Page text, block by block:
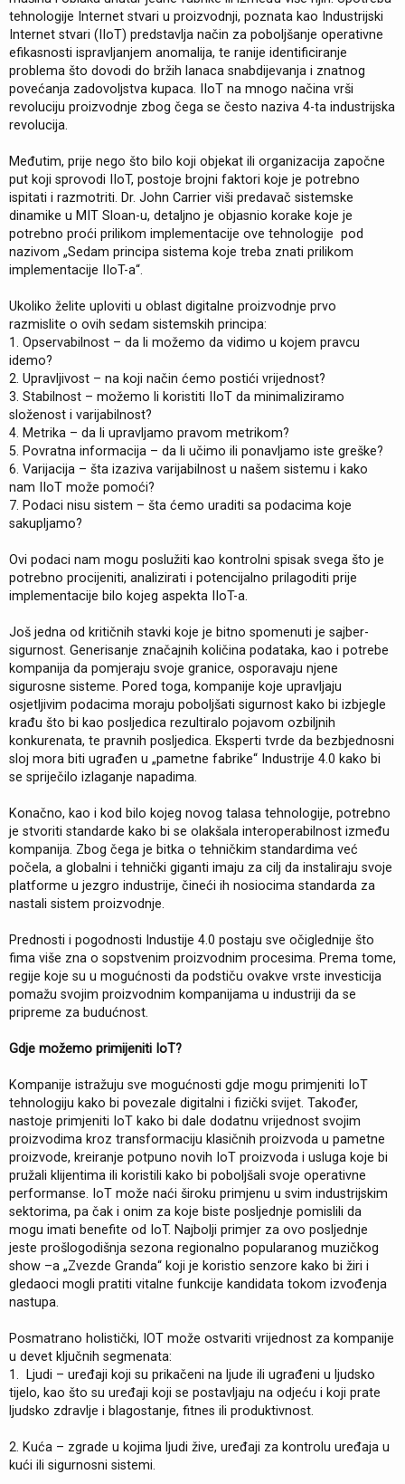
tehnologije Internet stvari u proizvodnji, poznata kao Industrijski
Internet stvari (IIoT) predstavlja način za poboljšanje operativne
efikasnosti ispravljanjem anomalija, te ranije identificiranje
problema što dovodi do bržih lanaca snabdijevanja i znatnog
povećanja zadovoljstva kupaca. IIoT na mnogo načina vrši
revoluciju proizvodnje zbog čega se često naziva 4-ta industrijska
revolucija.
Međutim, prije nego što bilo koji objekat ili organizacija započne
put koji sprovodi IIoT, postoje brojni faktori koje je potrebno
ispitati i razmotriti. Dr. John Carrier viši predavač sistemske
dinamike u MIT Sloan-u, detaljno je objasnio korake koje je
potrebno proći prilikom implementacije ove tehnologije pod
nazivom „Sedam principa sistema koje treba znati prilikom
implementacije IIoT-a“.
Ukoliko želite uploviti u oblast digitalne proizvodnje prvo
razmislite o ovih sedam sistemskih principa:
1. Opservabilnost – da li možemo da vidimo u kojem pravcu
idemo?
2. Upravljivost – na koji način ćemo postići vrijednost?
3. Stabilnost – možemo li koristiti IIoT da minimaliziramo
složenost i varijabilnost?
4. Metrika – da li upravljamo pravom metrikom?
5. Povratna informacija – da li učimo ili ponavljamo iste greške?
6. Varijacija – šta izaziva varijabilnost u našem sistemu i kako
nam IIoT može pomoći?
7. Podaci nisu sistem – šta ćemo uraditi sa podacima koje
sakupljamo?
Ovi podaci nam mogu poslužiti kao kontrolni spisak svega što je
potrebno procijeniti, analizirati i potencijalno prilagoditi prije
implementacije bilo kojeg aspekta IIoT-a.
Još jedna od kritičnih stavki koje je bitno spomenuti je sajber-
sigurnost. Generisanje značajnih količina podataka, kao i potrebe
kompanija da pomjeraju svoje granice, osporavaju njene
sigurosne sisteme. Pored toga, kompanije koje upravljaju
osjetljivim podacima moraju poboljšati sigurnost kako bi izbjegle
krađu što bi kao posljedica rezultiralo pojavom ozbiljnih
konkurenata, te pravnih posljedica. Eksperti tvrde da bezbjednosni
sloj mora biti ugrađen u „pametne fabrike“ Industrije 4.0 kako bi
se spriječilo izlaganje napadima.
Konačno, kao i kod bilo kojeg novog talasa tehnologije, potrebno
je stvoriti standarde kako bi se olakšala interoperabilnost između
kompanija. Zbog čega je bitka o tehničkim standardima već
počela, a globalni i tehnički giganti imaju za cilj da instaliraju svoje
platforme u jezgro industrije, čineći ih nosiocima standarda za
nastali sistem proizvodnje.
Prednosti i pogodnosti Industije 4.0 postaju sve očiglednije što
fima više zna o sopstvenim proizvodnim procesima. Prema tome,
regije koje su u mogućnosti da podstiču ovakve vrste investicija
pomažu svojim proizvodnim kompanijama u industriji da se
pripreme za budućnost.
Gdje možemo primijeniti IoT?
Kompanije istražuju sve mogućnosti gdje mogu primjeniti IoT
tehnologiju kako bi povezale digitalni i fizički svijet. Također,
nastoje primjeniti IoT kako bi dale dodatnu vrijednost svojim
proizvodima kroz transformaciju klasičnih proizvoda u pametne
proizvode, kreiranje potpuno novih IoT proizvoda i usluga koje bi
pružali klijentima ili koristili kako bi poboljšali svoje operativne
performanse. IoT može naći široku primjenu u svim industrijskim
sektorima, pa čak i onim za koje biste posljednje pomislili da
mogu imati benefite od IoT. Najbolji primjer za ovo posljednje
jeste prošlogodišnja sezona regionalno popularanog muzičkog
show –a „Zvezde Granda“ koji je koristio senzore kako bi žiri i
gledaoci mogli pratiti vitalne funkcije kandidata tokom izvođenja
nastupa.
Posmatrano holistički, IOT može ostvariti vrijednost za kompanije
u devet ključnih segmenata:
1. Ljudi – uređaji koji su prikačeni na ljude ili ugrađeni u ljudsko
tijelo, kao što su uređaji koji se postavljaju na odjeću i koji prate
ljudsko zdravlje i blagostanje, fitnes ili produktivnost.
2. Kuća – zgrade u kojima ljudi žive, uređaji za kontrolu uređaja u
kući ili sigurnosni sistemi.